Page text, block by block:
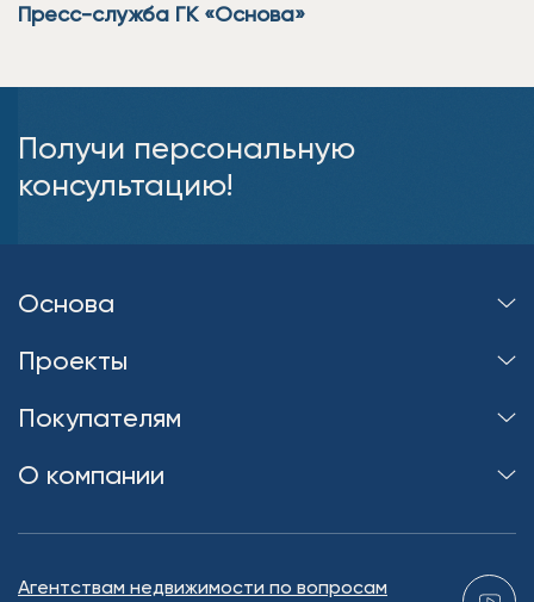
Пресс-служба ГК «Основа»
Получи персональную
консультацию!
Основа
Проекты
Покупателям
О компании
Агентствам недвижимости по вопросам